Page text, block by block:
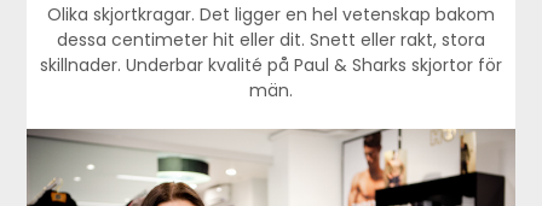
Olika skjortkragar. Det ligger en hel vetenskap bakom
dessa centimeter hit eller dit. Snett eller rakt, stora
skillnader. Underbar kvalité på Paul & Sharks skjortor för
män.